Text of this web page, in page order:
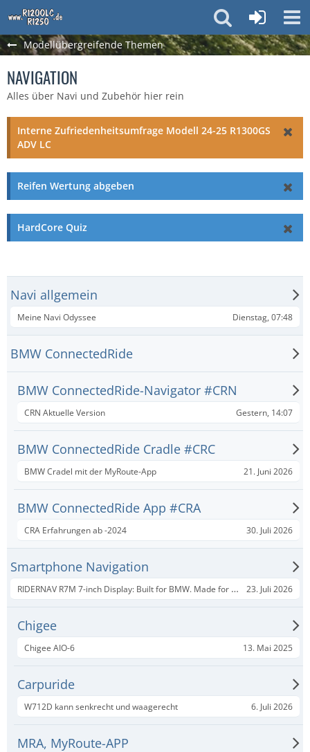
Modellübergreifende Themen
NAVIGATION
Alles über Navi und Zubehör hier rein
Interne Zufriedenheitsumfrage Modell 24-25 R1300GS
ADV LC
Reifen Wertung abgeben
HardCore Quiz
Navi allgemein
Meine Navi Odyssee Dienstag, 07:48
BMW ConnectedRide
BMW ConnectedRide-Navigator #CRN
CRN Aktuelle Version Gestern, 14:07
BMW ConnectedRide Cradle #CRC
BMW Cradel mit der MyRoute-App 21. Juni 2026
BMW ConnectedRide App #CRA
CRA Erfahrungen ab -2024 30. Juli 2026
Smartphone Navigation
RIDERNAV R7M 7-inch Display: Built for BMW. Made for Control. 23. Juli 2026
Chigee
Chigee AIO-6 13. Mai 2025
Carpuride
W712D kann senkrecht und waagerecht 6. Juli 2026
MRA, MyRoute-APP